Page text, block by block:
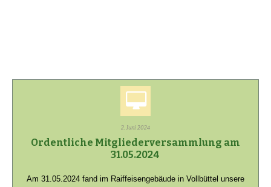
2. Juni 2024
Ordentliche Mitgliederversammlung am
31.05.2024
Am 31.05.2024 fand im Raiffeisengebäude in Vollbüttel unsere